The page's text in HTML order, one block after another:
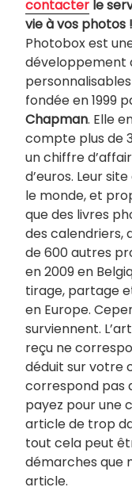
contacter le
vie à vos photos
Photobox est
développement
fondée en 1999
Chapman. Elle
compte plus de
un chiffre
d’euros. Leur
le monde, et
que des livres
des calendriers,
de 600 autres
en 2009 en
tirage, partage
en Europe.
surviennent.
reçu ne
déduit sur votre
correspond pas
payez pour une
article de trop
tout cela peut
démarches que
article.